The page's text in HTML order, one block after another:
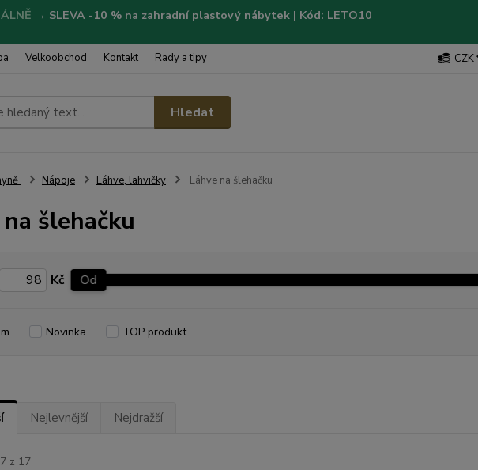
→ SLEVA -10 % na zahradní plastový nábytek | Kód: LETO10
Velkoobchod Kontakt Rady a tipy CZK
Hledat
Nápoje Láhve, lahvičky Láhve na šlehačku
šlehačku
Kč Od
Novinka TOP produkt
Nejlevnější Nejdražší
z 17